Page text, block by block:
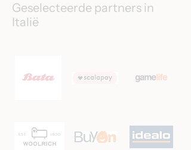
Geselecteerde partners in
Italië